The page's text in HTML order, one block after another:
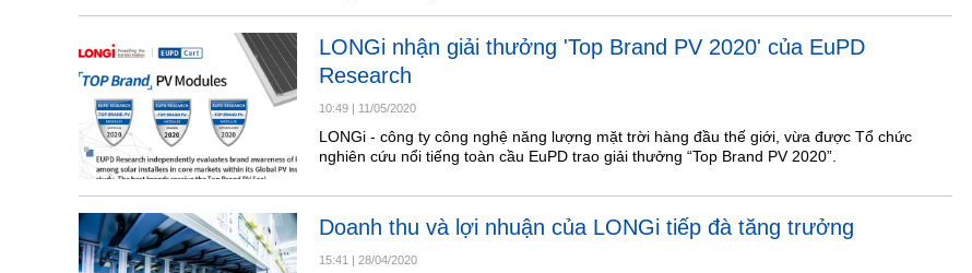
LONGi nhận giải thưởng 'Top Brand PV 2020' của EuPD
Research
10:49 11/05/2020
LONGi - công ty công nghệ năng lượng mặt trời hàng đầu thế giới, vừa được Tổ chức
nghiên cứu nổi tiếng toàn cầu EuPD trao giải thưởng “Top Brand PV 2020”.
Doanh thu và lợi nhuận của LONGi tiếp đà tăng trưởng
15:41 | 28/04/2020